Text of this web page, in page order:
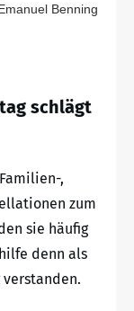
Benning
schlägt
,
zum
sie häufig
denn als
verstanden.